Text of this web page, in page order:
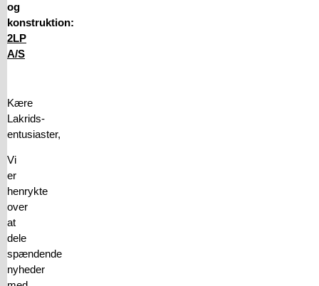
og
konstruktion:
2LP
A/S
Kære
Lakrids-
entusiaster,
Vi
er
henrykte
over
at
dele
spændende
nyheder